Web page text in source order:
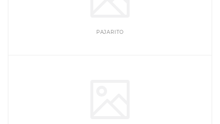
PAJARITO